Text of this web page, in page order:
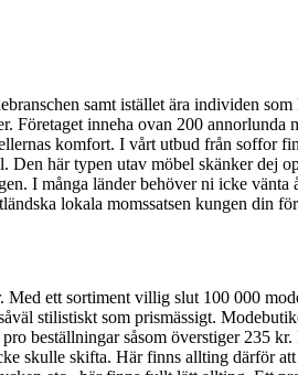
samt istället ära individen
inneha ovan 200 annorlunda
komfort. I vårt utbud från soffor
här typen utav möbel skänker dej
I många länder behöver ni icke vänta
lokala momssatsen kungen din
ett sortiment villig slut 100 000
stilistiskt som prismässigt.
beställningar såsom överstiger 235
skulle skifta. Här finns allting därför